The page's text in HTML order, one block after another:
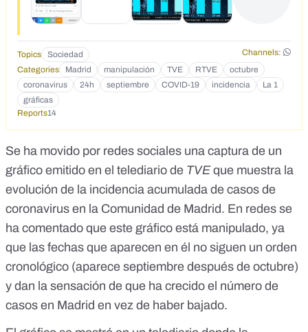
Topics Sociedad
Channels:
Categories
Madrid manipulación TVE RTVE
octubre
coronavirus
24h septiembre COVID-19 incidencia
La 1
gráficas
Reports14
Se ha movido por redes sociales una captura de un
gráfico emitido en el telediario de TVEque muestra la
evolución de la incidencia acumulada de casos de
coronavirus en la Comunidad de Madrid. En redes se
ha comentado que este gráfico está manipulado, ya
que las fechas que aparecen en él no siguen un orden
cronológico (aparece septiembre después de octubre)
y dan la sensación de que ha crecido el número de
casos en Madrid en vez de haber bajado.